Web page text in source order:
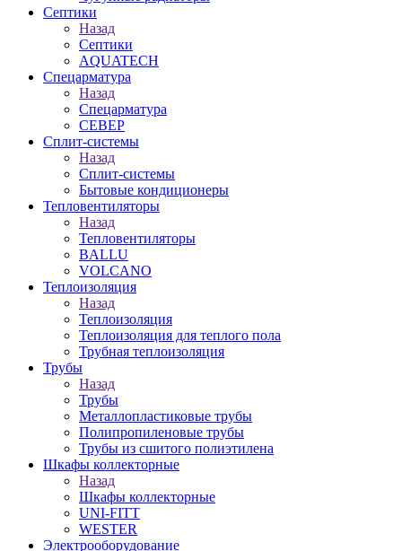
Септики
Назад
Септики
AQUATECH
Спецарматура
Назад
Спецарматура
СЕВЕР
Сплит-системы
Назад
Сплит-системы
Бытовые кондиционеры
Тепловентиляторы
Назад
Тепловентиляторы
BALLU
VOLCANO
Теплоизоляция
Назад
Теплоизоляция
Теплоизоляция для теплого пола
Трубная теплоизоляция
Трубы
Назад
Трубы
Металлопластиковые трубы
Полипропиленовые трубы
Трубы из сшитого полиэтилена
Шкафы коллекторные
Назад
Шкафы коллекторные
UNI-FITT
WESTER
Электрооборудование